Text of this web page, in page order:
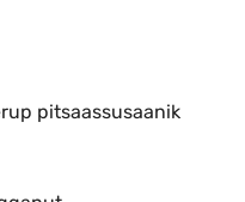
pitsaassusaanik